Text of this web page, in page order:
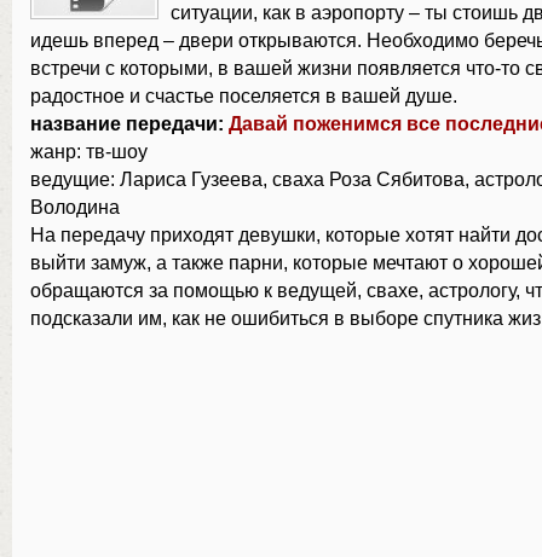
ситуации, как в аэропорту – ты стоишь
идешь вперед – двери открываются. Необходимо
встречи с которыми, в вашей жизни появляется что-то
радостное и счастье поселяется в вашей душе.
название передачи: Давай поженимся все
жанр: тв-шоу
ведущие: Лариса Гузеева, сваха Роза Сябитова,
Володина
На передачу приходят девушки, которые хотят найти
выйти замуж, а также парни, которые мечтают о
обращаются за помощью к ведущей, свахе, астрологу,
подсказали им, как не ошибиться в выборе спутника